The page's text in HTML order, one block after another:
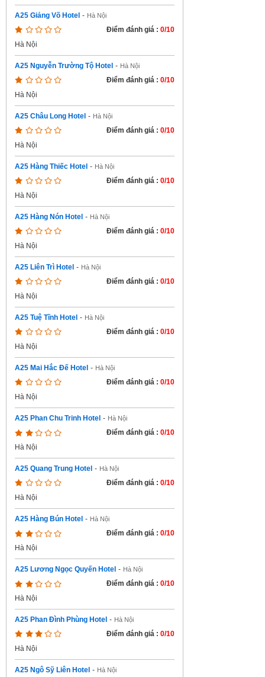
A25 Giảng Võ Hotel - Hà Nội
Điểm đánh giá : 0/10
Hà Nội
A25 Nguyễn Trường Tộ Hotel - Hà Nội
Điểm đánh giá : 0/10
Hà Nội
A25 Châu Long Hotel - Hà Nội
Điểm đánh giá : 0/10
Hà Nội
A25 Hàng Thiếc Hotel - Hà Nội
Điểm đánh giá : 0/10
Hà Nội
A25 Hàng Nón Hotel - Hà Nội
Điểm đánh giá : 0/10
Hà Nội
A25 Liên Trì Hotel - Hà Nội
Điểm đánh giá : 0/10
Hà Nội
A25 Tuệ Tĩnh Hotel - Hà Nội
Điểm đánh giá : 0/10
Hà Nội
A25 Mai Hắc Đế Hotel - Hà Nội
Điểm đánh giá : 0/10
Hà Nội
A25 Phan Chu Trinh Hotel - Hà Nội
Điểm đánh giá : 0/10
Hà Nội
A25 Quang Trung Hotel - Hà Nội
Điểm đánh giá : 0/10
Hà Nội
A25 Hàng Bún Hotel - Hà Nội
Điểm đánh giá : 0/10
Hà Nội
A25 Lương Ngọc Quyến Hotel - Hà Nội
Điểm đánh giá : 0/10
Hà Nội
A25 Phan Đình Phùng Hotel - Hà Nội
Điểm đánh giá : 0/10
Hà Nội
A25 Ngô Sỹ Liên Hotel - Hà Nội